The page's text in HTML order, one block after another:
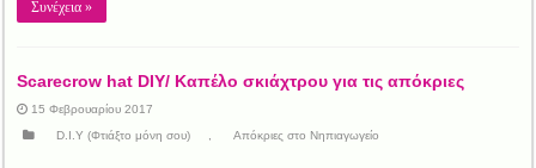
Συνέχεια »
Scarecrow hat DIY/ Καπέλο σκιάχτρου για τις απόκριες
15 Φεβρουαρίου 2017
D.I.Y (Φτιάξτο μόνη σου)
, Απόκριες στο Νηπιαγωγείο